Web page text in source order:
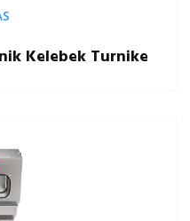
Kelebek Turnike